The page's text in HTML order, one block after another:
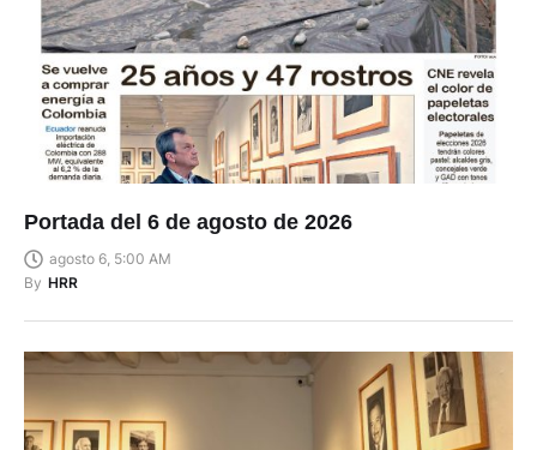
Portada del 6 de agosto de 2026
agosto 6, 5:00 AM
By HRR